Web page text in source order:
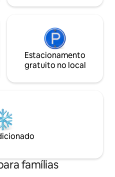
Estacionamento
gratuito no local
famílias